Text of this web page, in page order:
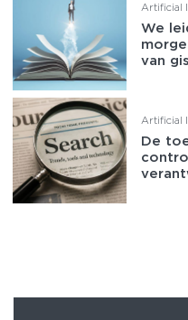
Artificial
We
van
Artificial
De